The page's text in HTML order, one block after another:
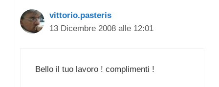
vittorio.pasteris
13 Dicembre 2008 alle 12:01
Bello il tuo lavoro ! complimenti !